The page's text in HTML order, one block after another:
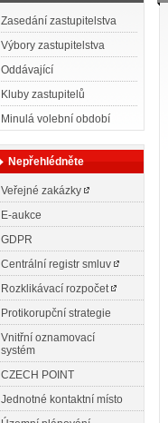
Zasedání zastupitelstva
Výbory zastupitelstva
Oddávající
Kluby zastupitelů
Minulá volební období
Nepřehlédněte
Veřejné zakázky
E-aukce
GDPR
Centrální registr smluv
Rozklikávací rozpočet
Protikorupční strategie
Vnitřní oznamovací
systém
CZECH POINT
Jednotné kontaktní místo